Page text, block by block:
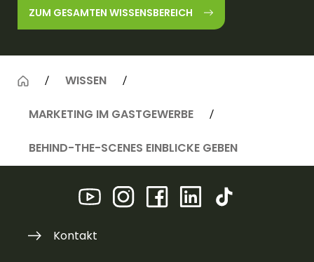
ZUM GESAMTEN WISSENSBEREICH
WISSEN
MARKETING IM GASTGEWERBE
BEHIND-THE-SCENES EINBLICKE GEBEN
Kontakt